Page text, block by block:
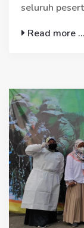
seluruh
Read more ...